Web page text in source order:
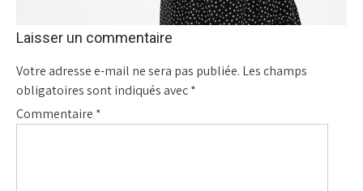
Laisser un commentaire
Votre adresse e-mail ne sera pas publiée. Les champs
obligatoires sont indiqués avec*
Commentaire *